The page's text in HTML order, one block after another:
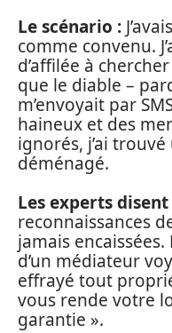
Le scénario :
comme convenu.
d’affilée à
que le diable –
m’envoyait par
haineux et des
ignorés, j’ai
déménagé.
Les experts disent
reconnaissances
jamais
d’un médiateur
effrayé tout
vous rende votre
garantie ».